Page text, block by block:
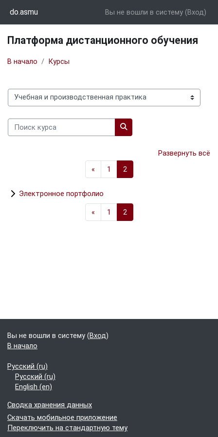
do.asmu Вы не вошли в систему (Вход)
Платформа дистанционного обучения
В начало Курсы
Категории курсов
Поиск курса
Поиск курса
Развернуть всё
«Предыдущая страница
1 Страница 1
2Страница 2
Электронное портфолио
«Предыдущая страница
1 Страница 1
2Страница 2
Вы не вошли в систему (Вход)
В начало
Русский ‎(ru)‎
Русский ‎(ru)‎
English ‎(en)‎
Сводка хранения данных
Скачать мобильное приложение
Переключить на стандартную тему